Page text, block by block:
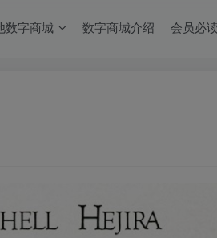
数字商城 数字商城介绍 会员必读